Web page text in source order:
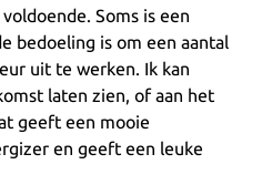
Soms is een
bedoeling is om een aantal
uit te werken. Ik kan
laten zien, of aan het
geeft een mooie
en geeft een leuke